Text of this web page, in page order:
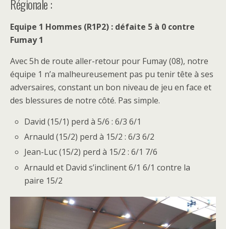
Régionale :
Equipe 1 Hommes (R1P2) : défaite 5 à 0 contre
Fumay 1
Avec 5h de route aller-retour pour Fumay (08), notre
équipe 1 n’a malheureusement pas pu tenir tête à ses
adversaires, constant un bon niveau de jeu en face et
des blessures de notre côté. Pas simple.
David (15/1) perd à 5/6 : 6/3 6/1
Arnauld (15/2) perd à 15/2 : 6/3 6/2
Jean-Luc (15/2) perd à 15/2 : 6/1 7/6
Arnauld et David s’inclinent 6/1 6/1 contre la
paire 15/2